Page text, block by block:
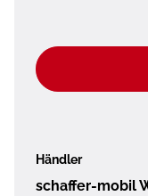
Händler
schaffer-mobil